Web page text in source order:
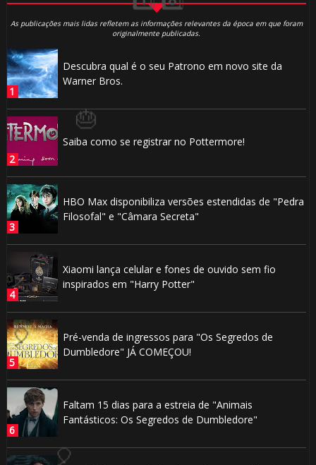
As publicações mais lidas refletem as informações relevantes da época em que foram
originalmente publicadas.
Descubra qual é o seu Patrono em novo site da
Warner Bros.
Saiba como se registrar no Pottermore!
HBO Max disponibiliza versões estendidas de "Pedra
Filosofal" e "Câmara Secreta"
Xiaomi lança celular e fones de ouvido sem fio
inspirados em "Harry Potter"
Pré-venda de ingressos para "Os Segredos de
Dumbledore" JÁ COMEÇOU!
Faltam 15 dias para a estreia de "Animais
Fantásticos: Os Segredos de Dumbledore"